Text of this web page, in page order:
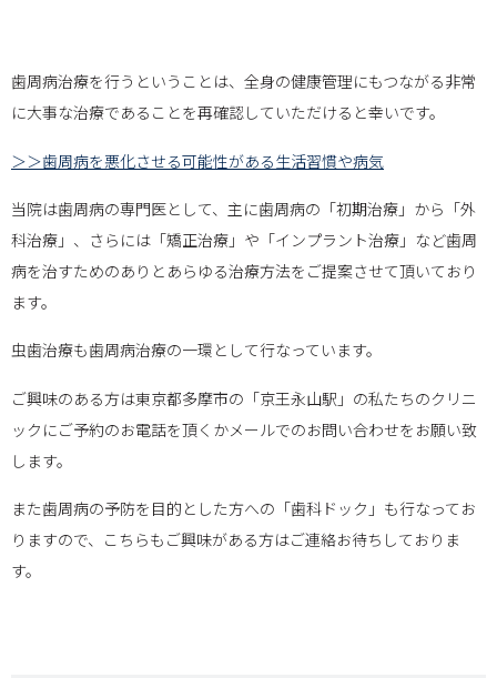
歯周病治療を行うということは、全身の健康管理にもつながる非常
に大事な治療であることを再確認していただけると幸いです。
＞＞歯周病を悪化させる可能性がある生活習慣や病気
当院は歯周病の専門医として、主に歯周病の「初期治療」から「外
科治療」、さらには「矯正治療」や「インプラント治療」など歯周
病を治すためのありとあらゆる治療方法をご提案させて頂いており
ます。
虫歯治療も歯周病治療の一環として行なっています。
ご興味のある方は東京都多摩市の「京王永山駅」の私たちのクリニ
ックにご予約のお電話を頂くかメールでのお問い合わせをお願い致
します。
また歯周病の予防を目的とした方への「歯科ドック」も行なってお
りますので、こちらもご興味がある方はご連絡お待ちしておりま
す。